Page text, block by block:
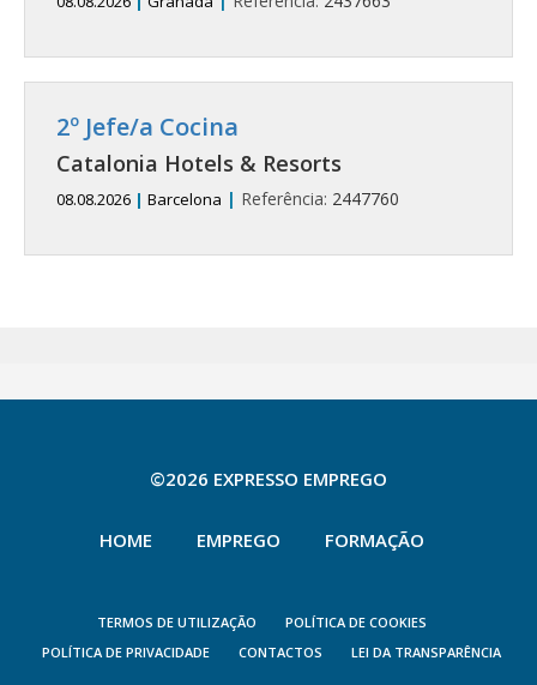
2º Jefe/a Cocina
Catalonia Hotels & Resorts
08.08.2026 | Barcelona | Referência: 2447760
©2026 EXPRESSO EMPREGO
HOME EMPREGO FORMAÇÃO
TERMOS DE UTILIZAÇÃO
POLÍTICA DE COOKIES
POLÍTICA DE PRIVACIDADE
CONTACTOS LEI DA TRANSPARÊNCIA